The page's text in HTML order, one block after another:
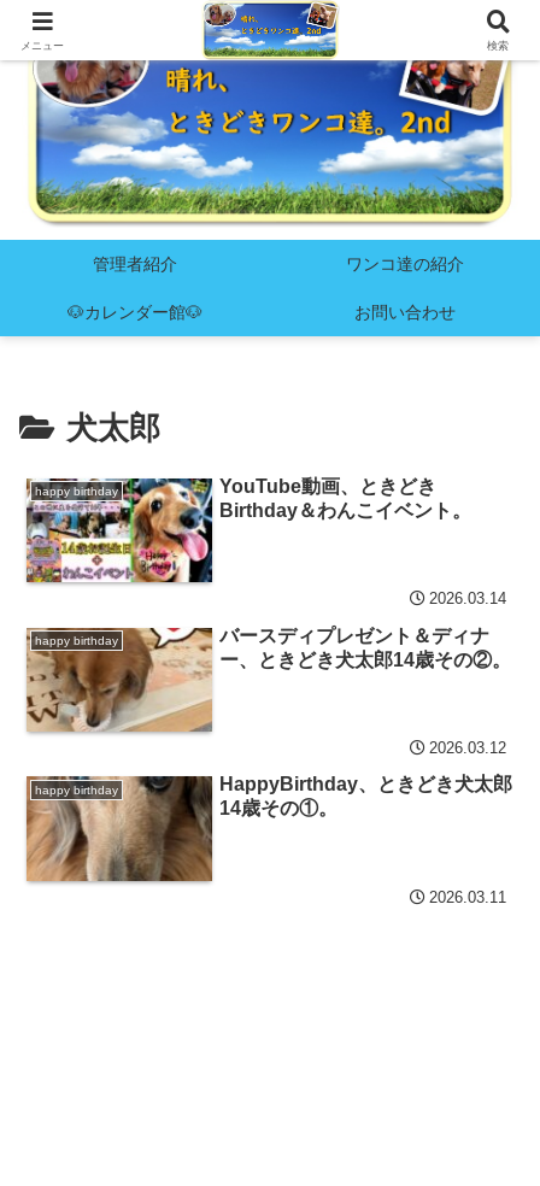
管理者紹介 ワンコ達の紹介
🐶カレンダー館🐶 お問い合わせ
犬太郎
happy birthday
YouTube動画、ときどき
Birthday＆わんこイベント。
2026.03.14
happy birthday
バースディプレゼント＆ディナ
ー、ときどき犬太郎14歳その②。
2026.03.12
happy birthday
HappyBirthday、ときどき犬太郎
14歳その①。
2026.03.11
メニュー 検索